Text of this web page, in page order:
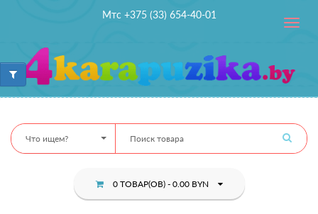
Мтс +375 (33) 654-40-01
Toggle
Что ищем?
0 ТОВАР(ОВ) - 0.00 BYN